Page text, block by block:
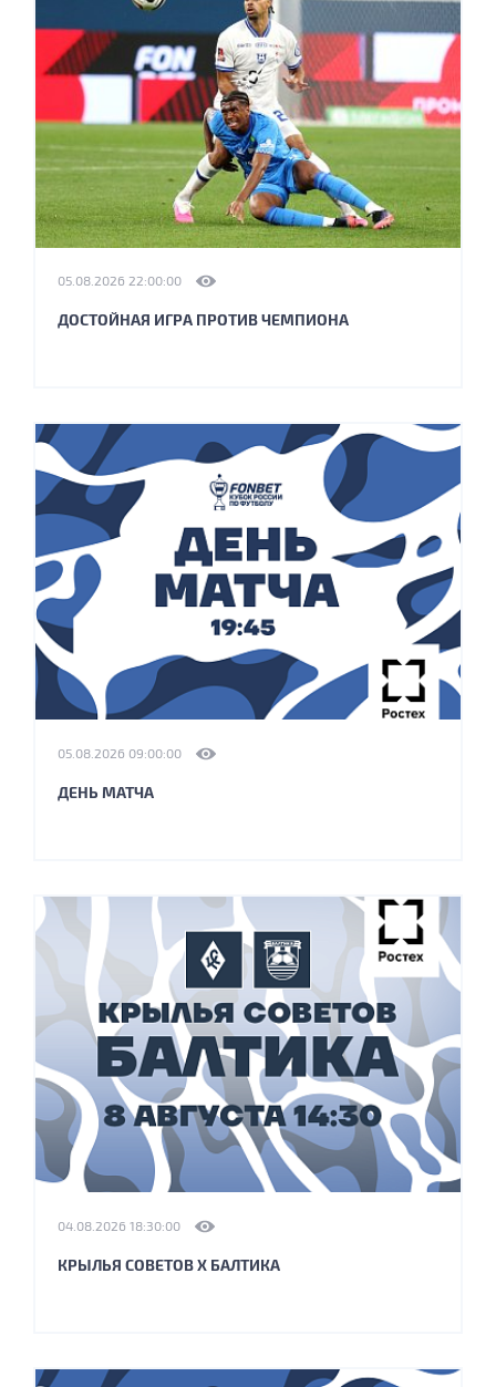
05.08.2026 22:00:00
ДОСТОЙНАЯ ИГРА ПРОТИВ ЧЕМПИОНА
05.08.2026 09:00:00
ДЕНЬ МАТЧА
04.08.2026 18:30:00
КРЫЛЬЯ СОВЕТОВ X БАЛТИКА